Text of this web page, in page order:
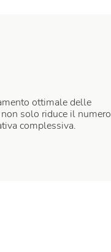
ottimale delle
solo riduce il numero
complessiva.